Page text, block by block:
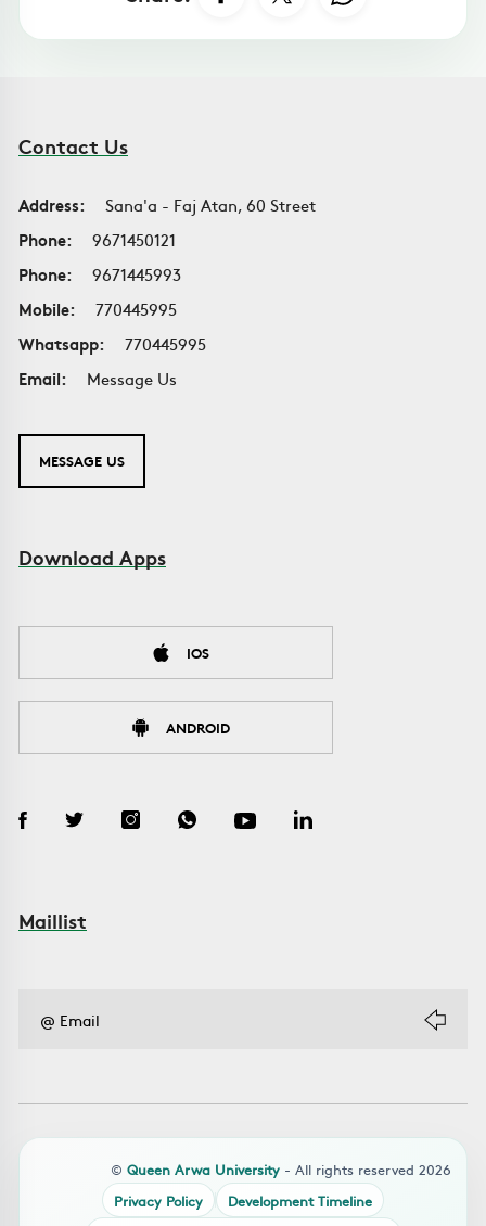
Contact Us
Address:
Sana'a - Faj Atan, 60 Street
Phone:
9671450121
Phone:
9671445993
Mobile:
770445995
Whatsapp:
770445995
Email:
Message Us
MESSAGE US
Download Apps
IOS
ANDROID
Maillist
© Queen Arwa University - All rights reserved 2026
Privacy Policy
Development Timeline